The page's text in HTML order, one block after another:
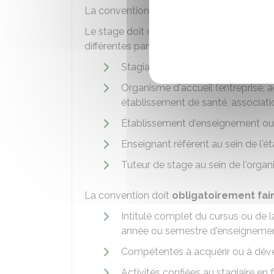
La convention indique également le
Le stage doit obligatoirement se
différentes parties :
Stagiaire (ou, s'il est mineur, son
Organisme d'accueil (entreprise,
établissement de santé,
Établissement d'enseignement
Enseignant référent au sein de
Tuteur de stage au sein de
La convention doit obligatoirement
Intitulé complet du cursus ou de
année ou semestre
Compétentes à acquérir ou à